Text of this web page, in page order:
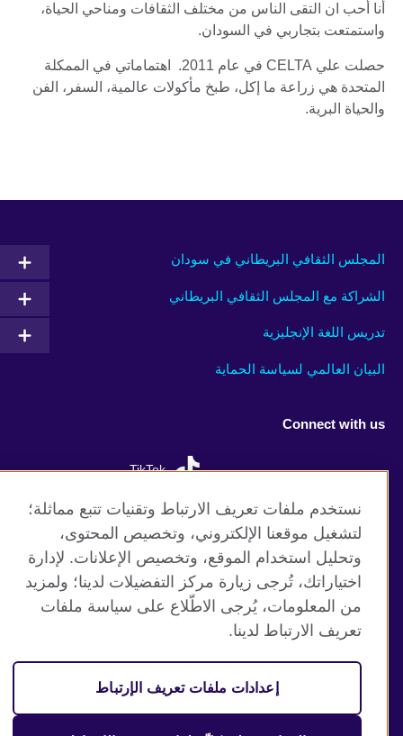
أنا أحب ان التقى الناس من مختلف الثقافات ومناحي الحياة،
واستمتعت بتجاربي في السودان.
حصلت علي CELTA في عام 2011. اهتماماتي في الممكلة
المتحدة هي زراعة ما إكل، طبخ مأكولات عالمية، السفر، الفن
والحياة البرية.
المجلس الثقافي البريطاني في سودان
الشراكة مع المجلس الثقافي البريطاني
تدريس اللغة الإنجليزية
البيان العالمي لسياسة الحماية
Connect with us
TikTok
موقع المجلس الثقافي البريطاني العالمي
الخصوصية وشروط الاستخدام
ملفات تعريف الإرتباط
خارطة الموقع
(The United Kingdom’s international organisation for cultural
نستخدم ملفات تعريف الارتباط وتقنيات تتبع مماثلة؛
لتشغيل موقعنا الإلكتروني، وتخصيص المحتوى،
وتحليل استخدام الموقع، وتخصيص الإعلانات. لإدارة
اختياراتك، تُرجى زيارة مركز التفضيلات لدينا؛ ولمزيد
من المعلومات، يُرجى الاطّلاع على سياسة ملفات
تعريف الارتباط لدينا.
إعدادات ملفات تعريف الإرتباط